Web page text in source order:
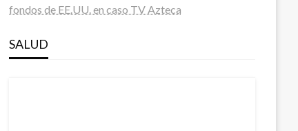
fondos de EE.UU. en caso TV Azteca
SALUD